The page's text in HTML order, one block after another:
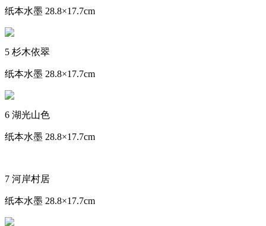
纸本水墨 28.8×17.7cm
5 杉木依翠
纸本水墨 28.8×17.7cm
6 湖光山色
纸本水墨 28.8×17.7cm
7 河岸村居
纸本水墨 28.8×17.7cm